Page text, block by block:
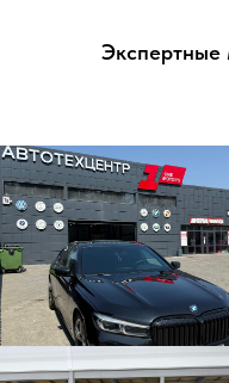
Экспертные